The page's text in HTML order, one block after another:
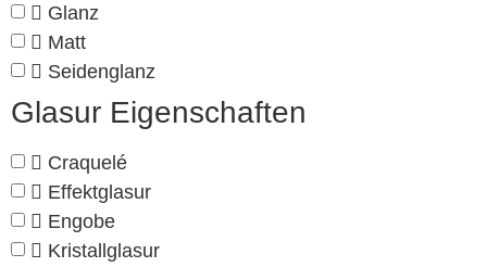
Glanz
Matt
Seidenglanz
Glasur Eigenschaften
Craquelé
Effektglasur
Engobe
Kristallglasur